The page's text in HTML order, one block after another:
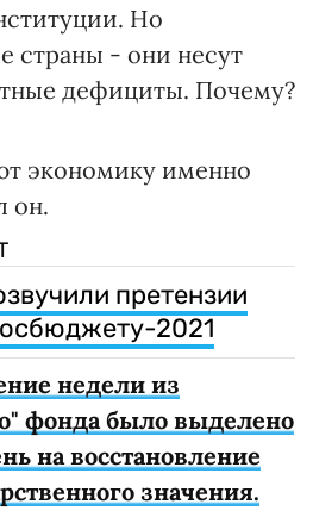
Но
страны - они несут
дефициты. Почему?
экономику именно
он.
претензии
2021
недели из
фонда было выделено
на восстановление
значения.